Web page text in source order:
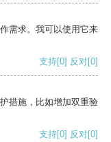
需求。我可以使用它来
支持[0] 反对[0]
措施，比如增加双重验
支持[0] 反对[0]